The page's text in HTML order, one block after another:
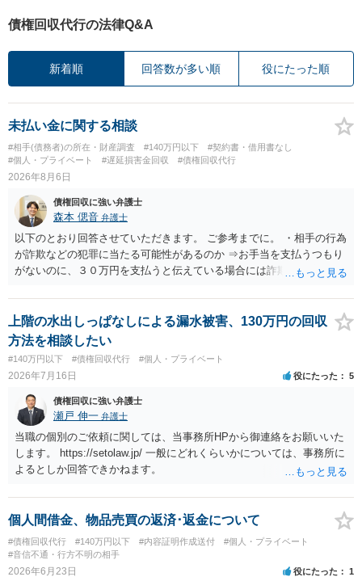
債権回収代行の法律Q&A
新着順 回答数が多い順 役にたった順
未払い金に関する相談
#相手(債務者)の所在・財産調査 #140万円以下
#契約書・借用書なし
#個人・プライベート
#遅延損害金回収 #債権回収代行
2026年8月6日
債権回収に強い弁護士
森本 偲音 弁護士
以下のとおり回答させていただきます。 ご参考までに。 ・相手の行為
が詐欺などの犯罪に当たる可能性があるのか ⇒お手当を支払うつもり
がないのに、３０万円を支払うと伝えている場合には詐欺罪に該当す
段が取れるのか ⇒契約に基づく履行請求として３０万円を請求するこ
とが考えられますが、 パパ活の契約は、売春防止法に抵触する契約
であるため、公序良俗に反する契約として 民法上無効（民法９０
条）となるため、相手方に請求できない可能性が高いです。 ・相手の
氏名や住所が分からない状態でも対応可能なのか ⇒訴訟等の裁判上の
手続を利用する場合には、原則として相手方の住所・氏名を把握して
いる必要があります。
上階の水出しっぱなしによる漏水被害、130万円の回収
方法を相談したい
#140万円以下 #債権回収代行 #個人・プライベート
2026年7月16日 役にたった 5
債権回収に強い弁護士
瀬戸 伸一 弁護士
当職の個別のご依頼に関しては、当事務所HPから御連絡をお願いいた
します。 https://setolaw.jp/ 一般にどれくらいかについては、事務所に
よるとしか回答できかねます。
個人間借金、物品売買の返済･返金について
#債権回収代行 #140万円以下 #内容証明作成送付
#個人・プライベート
#音信不通・行方不明の相手
2026年6月23日 役にたった 1